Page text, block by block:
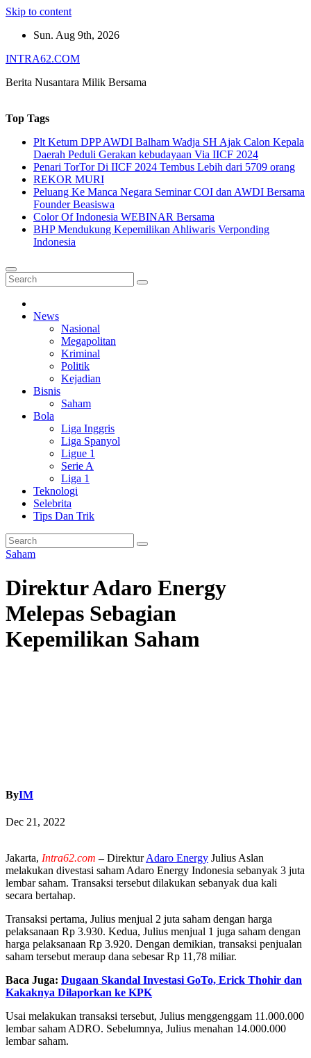
Skip to content
Sun. Aug 9th, 2026
INTRA62.COM
Berita Nusantara Milik Bersama
Top Tags
Plt Ketum DPP AWDI Balham Wadja SH Ajak Calon Kepala
Daerah Peduli Gerakan kebudayaan Via IICF 2024
Penari TorTor Di IICF 2024 Tembus Lebih dari 5709 orang
REKOR MURI
Peluang Ke Manca Negara Seminar COI dan AWDI Bersama
Founder Beasiswa
Color Of Indonesia WEBINAR Bersama
BHP Mendukung Kepemilikan Ahliwaris Verponding
Indonesia
News
Nasional
Megapolitan
Kriminal
Politik
Kejadian
Bisnis
Saham
Bola
Liga Inggris
Liga Spanyol
Ligue 1
Serie A
Liga 1
Teknologi
Selebrita
Tips Dan Trik
Saham
Direktur Adaro Energy
Melepas Sebagian
Kepemilikan Saham
ByIM
Dec 21, 2022
Jakarta, Intra62.com –DirekturAdaro Energy Julius Aslan
melakukan divestasi saham Adaro Energy Indonesia sebanyak 3 juta
lembar saham. Transaksi tersebut dilakukan sebanyak dua kali
secara bertahap.
Transaksi pertama, Julius menjual 2 juta saham dengan harga
pelaksanaan Rp 3.930. Kedua, Julius menjual 1 juga saham dengan
harga pelaksanaan Rp 3.920. Dengan demikian, transaksi penjualan
saham tersebut meraup dana sebesar Rp 11,78 miliar.
Baca Juga: Dugaan Skandal Investasi GoTo, Erick Thohir dan
Kakaknya Dilaporkan ke KPK
Usai melakukan transaksi tersebut, Julius menggenggam 11.000.000
lembar saham ADRO. Sebelumnya, Julius menahan 14.000.000
lembar saham.